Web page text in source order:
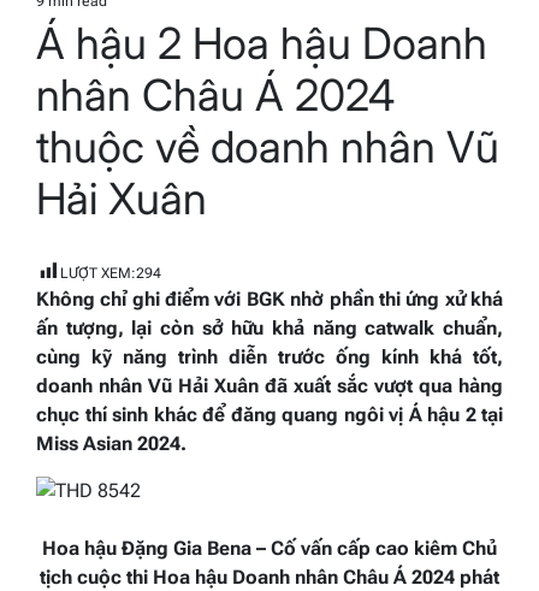
Estimated
read
time
Á hậu 2 Hoa hậu Doanh
nhân Châu Á 2024
thuộc về doanh nhân Vũ
Hải Xuân
LƯỢT XEM:294
Không chỉ ghi điểm với BGK nhờ phần thi ứng xử khá
ấn tượng, lại còn sở hữu khả năng catwalk chuẩn,
cùng kỹ năng trình diễn trước ống kính khá tốt,
doanh nhân Vũ Hải Xuân đã xuất sắc vượt qua hàng
chục thí sinh khác để đăng quang ngôi vị Á hậu 2 tại
Miss Asian 2024.
Hoa hậu Đặng Gia Bena – Cố vấn cấp cao kiêm Chủ
tịch cuộc thi Hoa hậu Doanh nhân Châu Á 2024 phát